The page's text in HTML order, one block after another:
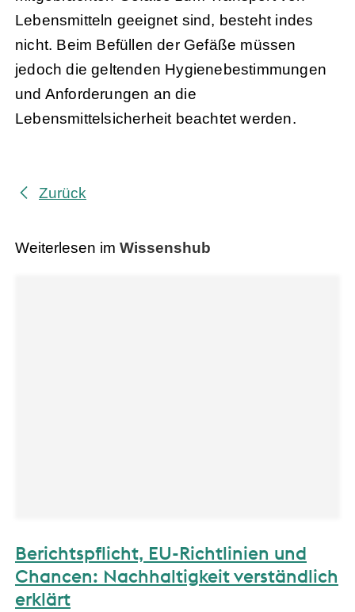
Lebensmitteln geeignet sind, besteht indes
nicht. Beim Befüllen der Gefäße müssen
jedoch die geltenden Hygienebestimmungen
und Anforderungen an die
Lebensmittelsicherheit beachtet werden.
Zurück
Weiterlesen im Wissenshub
Berichtspflicht, EU-Richtlinien und
Chancen: Nachhaltigkeit verständlich
erklärt